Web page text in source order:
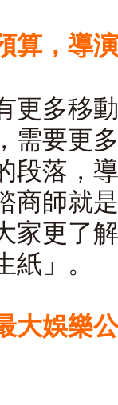
算，導
更多移
需要更
段落，
商師就
家更了
」。
大娛樂